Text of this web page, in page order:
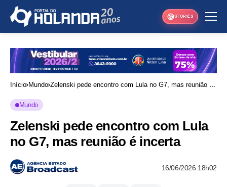
STORIES
Início Mundo Zelenski pede encontro com Lula no G7, mas reunião é
Mundo
Zelenski pede encontro com Lula
no G7, mas reunião é incerta
16/06/2026 18h02